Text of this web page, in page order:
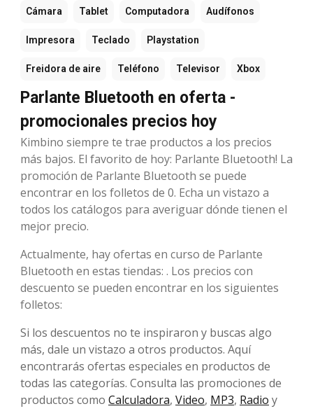
Cámara Tablet Computadora Audífonos
Impresora Teclado Playstation
Freidora de aire Teléfono Televisor Xbox
Parlante Bluetooth en oferta -
promocionales precios hoy
Kimbino siempre te trae productos a los precios
más bajos. El favorito de hoy: Parlante Bluetooth! La
promoción de Parlante Bluetooth se puede
encontrar en los folletos de 0. Echa un vistazo a
todos los catálogos para averiguar dónde tienen el
mejor precio.
Actualmente, hay ofertas en curso de Parlante
Bluetooth en estas tiendas: . Los precios con
descuento se pueden encontrar en los siguientes
folletos:
Si los descuentos no te inspiraron y buscas algo
más, dale un vistazo a otros productos. Aquí
encontrarás ofertas especiales en productos de
todas las categorías. Consulta las promociones de
productos como Calculadora, Video, MP3, Radio y